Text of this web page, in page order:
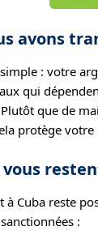
avons
: votre
qui
que de
protège votre
vous
à Cuba reste
: